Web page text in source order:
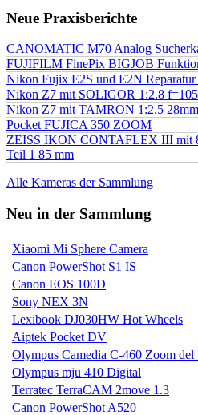
Neue Praxisberichte
CANOMATIC M70 Analog
FUJIFILM FinePix BIGJOB
Nikon Fujix E2S und E2N
Nikon Z7 mit SOLIGOR 1:2.8
Nikon Z7 mit TAMRON 1:2.5
Pocket FUJICA 350 ZOOM
ZEISS IKON CONTAFLEX III mit
Teil 1 85 mm
Alle Kameras der Sammlung
Neu in der Sammlung
Xiaomi Mi Sphere Camera
Canon PowerShot S1 IS
Canon EOS 100D
Sony NEX 3N
Lexibook DJ030HW Hot Wheels
Aiptek Pocket DV
Olympus Camedia C-460 Zoom del
Olympus mju 410 Digital
Terratec TerraCAM 2move 1.3
Canon PowerShot A520